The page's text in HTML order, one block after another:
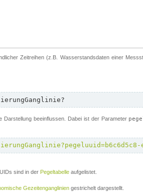
Zeitreihen (z.B. Wasserstandsdaten einer
Darstellung beeinflussen. Dabei ist der Parameter
sind in der Pegeltabelle aufgelistet.
Gezeitenganglinien gestrichelt dargestellt.